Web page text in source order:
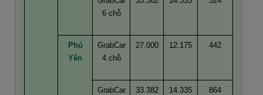
6 chỗ
Phú
Yên
GrabCar
4 chỗ
27.000 12.175 442
GrabCar
33.382 14.335 864